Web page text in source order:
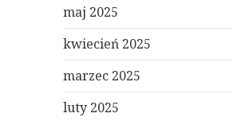
maj 2025
kwiecień 2025
marzec 2025
luty 2025